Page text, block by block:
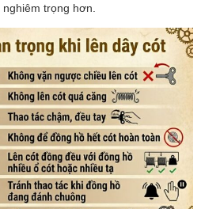
trọng hơn.